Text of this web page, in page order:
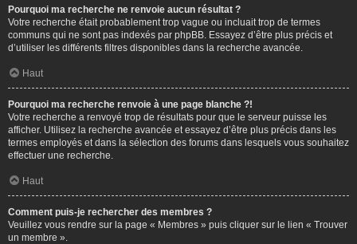
Pourquoi ma recherche ne renvoie aucun résultat ?
Votre recherche était probablement trop vague ou incluait trop de termes
communs qui ne sont pas indexés par phpBB. Essayez d’être plus précis et
d’utiliser les différents filtres disponibles dans la recherche avancée.
Haut
Pourquoi ma recherche renvoie à une page blanche ?!
Votre recherche a renvoyé trop de résultats pour que le serveur puisse les
afficher. Utilisez la recherche avancée et essayez d’être plus précis dans les
termes employés et dans la sélection des forums dans lesquels vous souhaitez
effectuer une recherche.
Haut
Comment puis-je rechercher des membres ?
Veuillez vous rendre sur la page « Membres » puis cliquer sur le lien « Trouver
un membre ».